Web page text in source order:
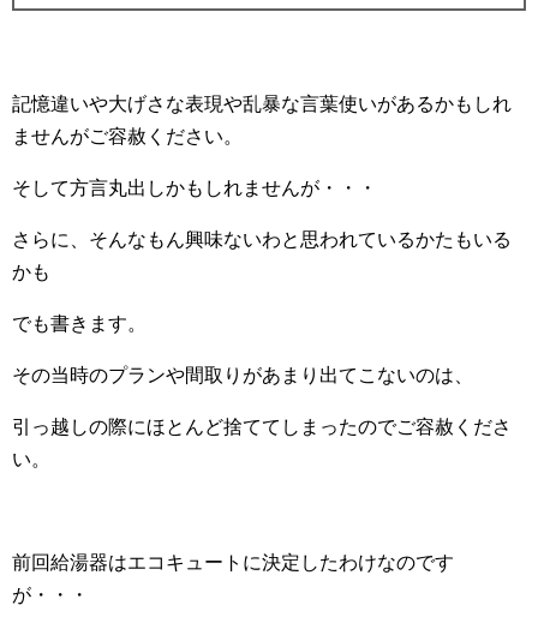
記憶違いや大げさな表現や乱暴な言葉使いがあるかもしれ
ませんがご容赦ください。
そして方言丸出しかもしれませんが・・・
さらに、そんなもん興味ないわと思われているかたもいる
かも
でも書きます。
その当時のプランや間取りがあまり出てこないのは、
引っ越しの際にほとんど捨ててしまったのでご容赦くださ
い。
前回給湯器はエコキュートに決定したわけなのです
が・・・